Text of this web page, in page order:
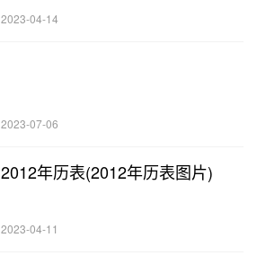
2023-04-14
2023-07-06
2012年历表(2012年历表图片)
2023-04-11